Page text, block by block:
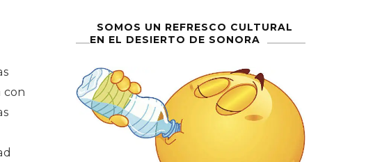
con
SOMOS UN REFRESCO CULTURAL
EN EL DESIERTO DE SONORA